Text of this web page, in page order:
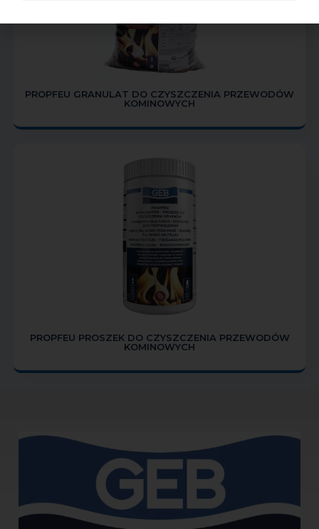
PROPFEU GRANULAT DO CZYSZCZENIA PRZEWODÓW
KOMINOWYCH
PROPFEU PROSZEK DO CZYSZCZENIA PRZEWODÓW
KOMINOWYCH